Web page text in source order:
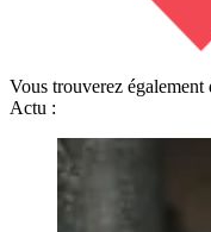
Vous trouverez également
Actu :